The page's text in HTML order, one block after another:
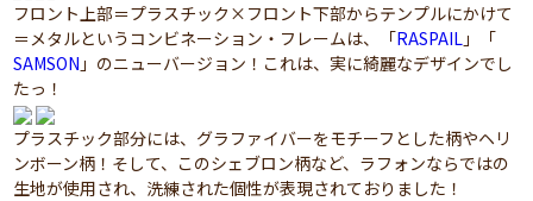
フロント上部＝プラスチック×フロント下部からテンプルにかけて
＝メタルというコンビネーション・フレームは、「RASPAIL 」「
SAMSON 」のニューバージョン！これは、実に綺麗なデザインでし
たっ！
プラスチック部分には、グラファイバーをモチーフとした柄やヘリ
ンボーン柄！そして、このシェブロン柄など、ラフォンならではの
生地が使用され、洗練された個性が表現されておりました！